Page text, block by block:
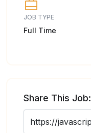
JOB TYPE
Full Time
Share This Job: